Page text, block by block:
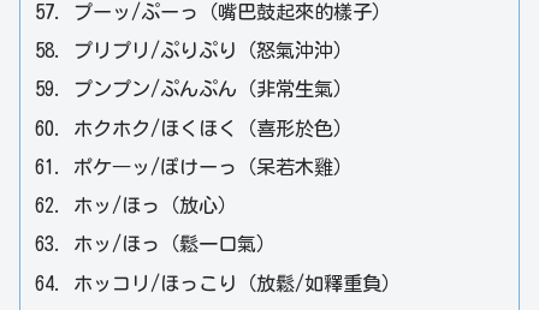
プーッ/ぷーっ（嘴巴鼓起來的樣子）
プリプリ/ぷりぷり（怒氣沖沖）
プンプン/ぷんぷん（非常生氣）
ホクホク/ほくほく（喜形於色）
ポケ―ッ/ぽけーっ（呆若木雞）
ホッ/ほっ（放心）
ホッ/ほっ（鬆一口氣）
ホッコリ/ほっこり（放鬆/如釋重負）